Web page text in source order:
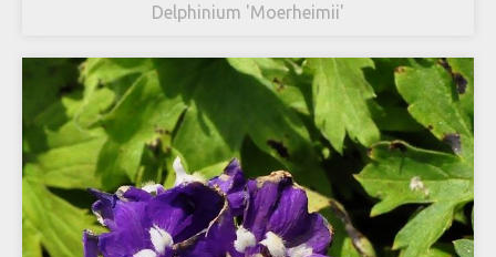
Delphinium 'Moerheimii'